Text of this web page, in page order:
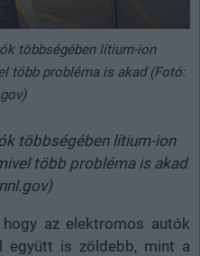
többségében lítium-ion
több probléma is akad (Fotó:
többségében lítium-ion
több probléma is akad
hogy az elektromos autók
együtt is zöldebb, mint a